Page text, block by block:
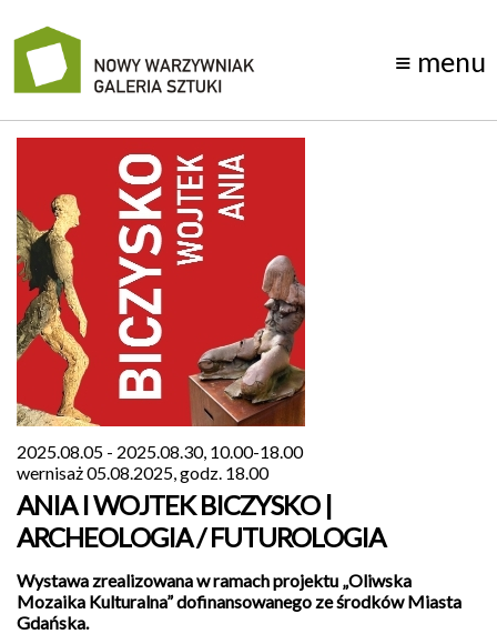
manifest
wystawy
galeria
1D
kontakt
archiwum
o
nas
≡ menu
2025.08.05 - 2025.08.30, 10.00-18.00
wernisaż 05.08.2025, godz. 18.00
ANIA I WOJTEK BICZYSKO |
ARCHEOLOGIA / FUTUROLOGIA
Wystawa zrealizowana w ramach projektu „Oliwska
Mozaika Kulturalna” dofinansowanego ze środków Miasta
Gdańska.